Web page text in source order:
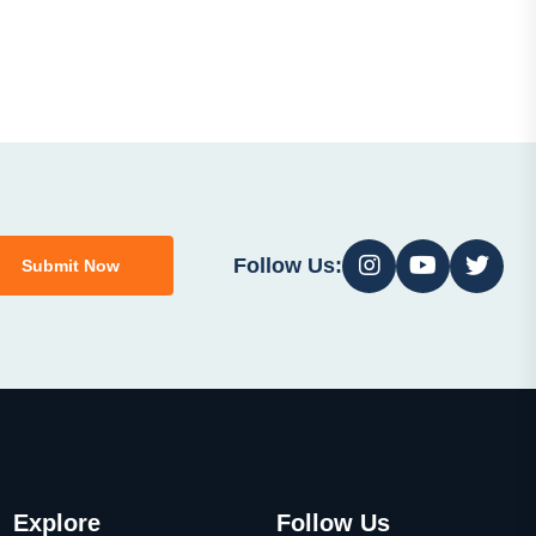
Submit Now Follow Us:
Explore Follow Us